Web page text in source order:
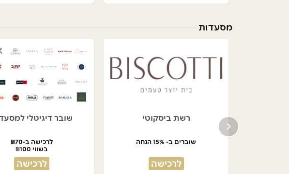
מסעדות
שובר דיגיטלי
לרכישה ב-₪70
בשווי ₪100
לרכישה
רשת ביסקוטי
שוברים ב- 15% הנחה
לרכישה